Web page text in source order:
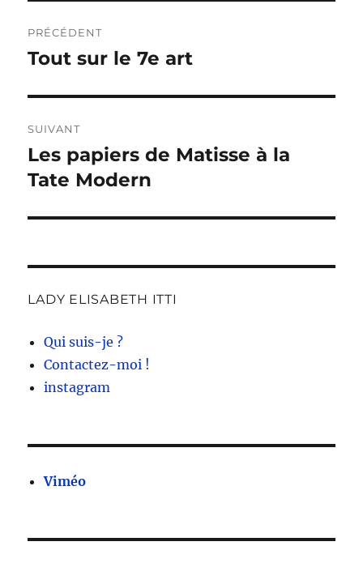
de
PRÉCÉDENT
Publication
Tout sur le 7e art
SUIVANT
Publication
suivante :
Les papiers de Matisse à la
Tate Modern
LADY ELISABETH ITTI
Qui suis-je ?
Contactez-moi !
instagram
Viméo